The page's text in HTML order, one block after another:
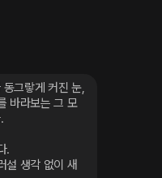
그랗게 커진 눈,
바라보는 그 모
.
설 생각 없이 새